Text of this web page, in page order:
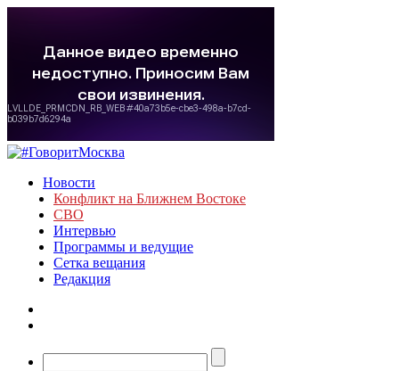
Новости
Конфликт на Ближнем Востоке
СВО
Интервью
Программы и ведущие
Сетка вещания
Редакция